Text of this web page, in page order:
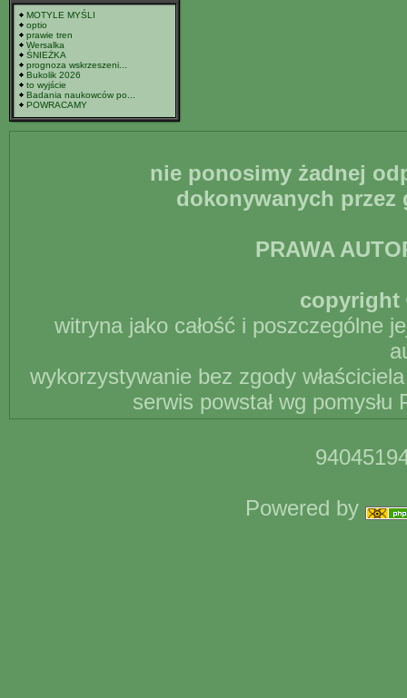
MOTYLE MYŚLI
optio
prawie tren
Wersalka
ŚNIEŻKA
prognoza wskrzeszeni...
Bukolik 2026
to wyjście
Badania naukowców po...
POWRACAMY
nie ponosimy żadnej
dokonywanych
PRAWA
copyright
witryna jako całość i poszczególne
wykorzystywanie bez zgody
serwis powstał wg
Powered by